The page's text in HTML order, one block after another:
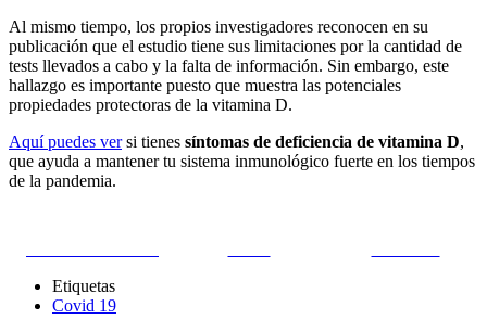
Al mismo tiempo, los propios investigadores reconocen en su
publicación que el estudio tiene sus limitaciones por la cantidad de
tests llevados a cabo y la falta de información. Sin embargo, este
hallazgo es importante puesto que muestra las potenciales
propiedades protectoras de la vitamina D.
Aquí puedes versi tienes síntomas de deficiencia de vitamina D,
que ayuda a mantener tu sistema inmunológico fuerte en los tiempos
de la pandemia.
Etiquetas
Covid 19